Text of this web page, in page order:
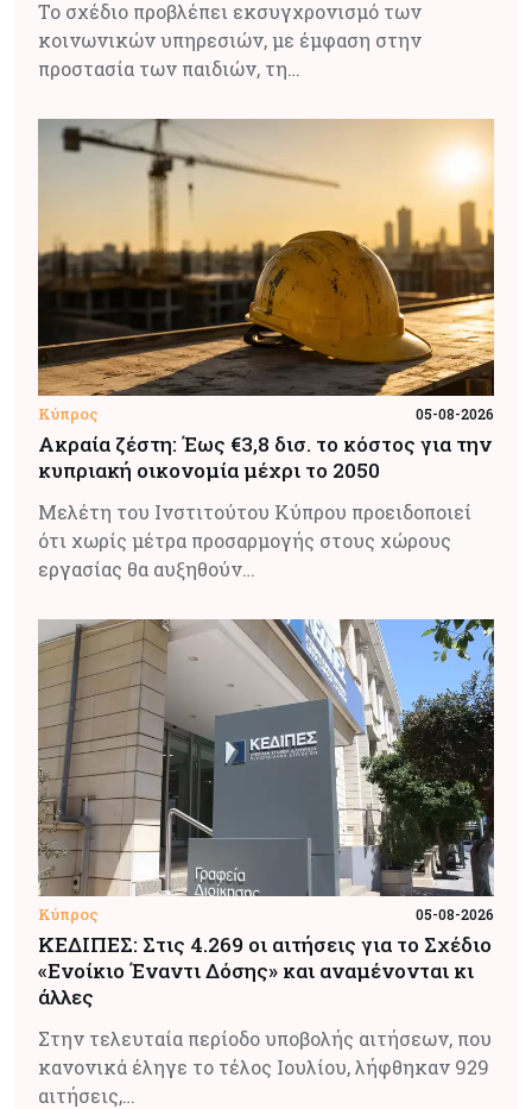
Το σχέδιο προβλέπει εκσυγχρονισμό των
κοινωνικών υπηρεσιών, με έμφαση στην
προστασία των παιδιών, τη…
Κύπρος 05-08-2026
Ακραία ζέστη: Έως €3,8 δισ. το κόστος για την
κυπριακή οικονομία μέχρι το 2050
Μελέτη του Ινστιτούτου Κύπρου προειδοποιεί
ότι χωρίς μέτρα προσαρμογής στους χώρους
εργασίας θα αυξηθούν…
Κύπρος 05-08-2026
ΚΕΔΙΠΕΣ: Στις 4.269 οι αιτήσεις για το Σχέδιο
«Ενοίκιο Έναντι Δόσης» και αναμένονται κι
άλλες
Στην τελευταία περίοδο υποβολής αιτήσεων, που
κανονικά έληγε το τέλος Ιουλίου, λήφθηκαν 929
αιτήσεις,…